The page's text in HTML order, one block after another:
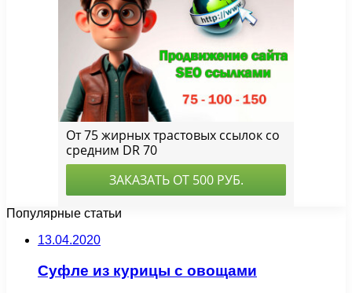
Популярные статьи
13.04.2020
Суфле из курицы с овощами